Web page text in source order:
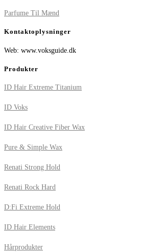
Parfume Til Mænd
Kontaktoplysninger
Web: www.voksguide.dk
Produkter
ID Hair Extreme Titanium
ID Voks
ID Hair Creative Fiber Wax
Pure & Simple Wax
Renati Strong Hold
Renati Rock Hard
D:Fi Extreme Hold
ID Hair Elements
Hårprodukter